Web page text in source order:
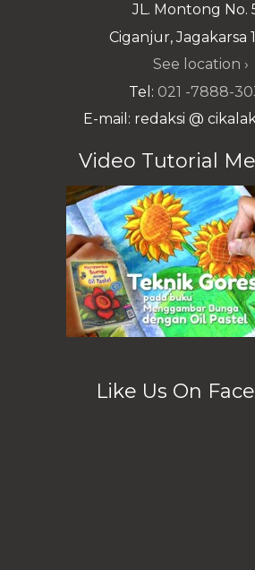
JL. Montong No.
Ciganjur, Jagakarsa
See location ›
Tel: 021 -7888-
E-mail: redaksi @
Video Tutorial
Like Us On